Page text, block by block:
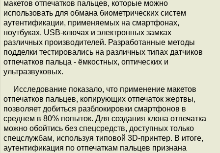
макетов отпечатков пальцев, которые можно
использовать для обмана биометрических систем
аутентификации, применяемых на смартфонах,
ноутбуках, USB-ключах и электронных замках
различных производителей. Разработанные методы
подделки тестировались на различных типах датчиков
отпечатков пальца - ёмкостных, оптических и
ультразвуковых.
Исследование показало, что применение макетов
отпечатков пальцев, копирующих отпечаток жертвы,
позволяет добиться разблокировки смартфонов в
среднем в 80% попыток. Для создания клона отпечатка
можно обойтись без спецсредств, доступных только
спецслужбам, используя типовой 3D-принтер. В итоге,
аутентификация по отпечаткам пальцев признана